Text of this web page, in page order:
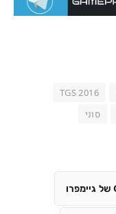
TGS 2016
סוני